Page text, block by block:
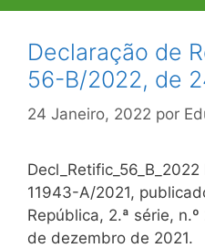
Declaração de
56-B/2022, de
24 Janeiro, 2022 por
11943-A/2021,
República, 2.ª série,
de dezembro de 2021.